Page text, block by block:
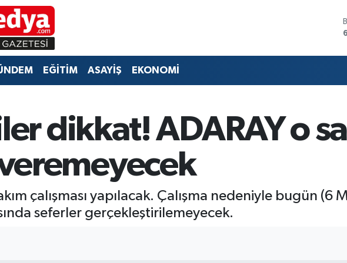
EĞİTİM ASAYİŞ EKONOMİ
dikkat! ADARAY o
çalışması yapılacak. Çalışma nedeniyle bugün
seferler gerçekleştirilemeyecek.